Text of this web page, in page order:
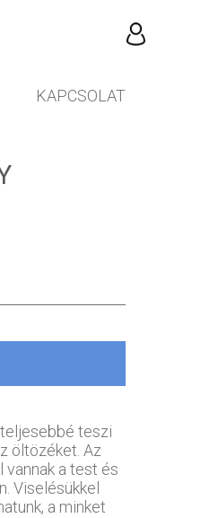
KAPCSOLAT
teszi
öltözéket. Az
vannak a test és
Viselésükkel
a minket